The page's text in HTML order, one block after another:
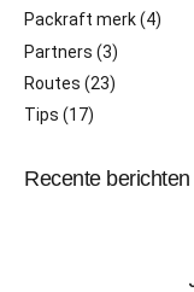
Packraft merk(4)
Partners (3)
Routes (23)
Tips (17)
Recente berichten